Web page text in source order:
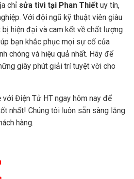
chỉ sửa tivi tại Phan Thiết uy tín,
Với đội ngũ kỹ thuật viên giàu
bị hiện đại và cam kết về chất lượng
bạn khắc phục mọi sự cố của
chóng và hiệu quả nhất. Hãy để
giây phút giải trí tuyệt vời cho
Điện Tử HT ngay hôm nay để
nhất! Chúng tôi luôn sẵn sàng lắng
hàng.